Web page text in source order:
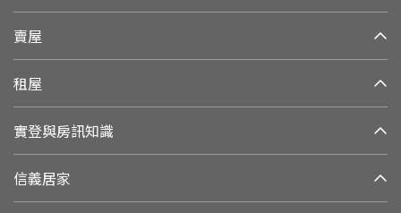
賣屋
租屋
實登與房訊知識
信義居家